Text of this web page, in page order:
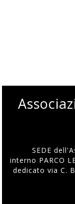
SEDE
interno PARCO
dedicato via C.